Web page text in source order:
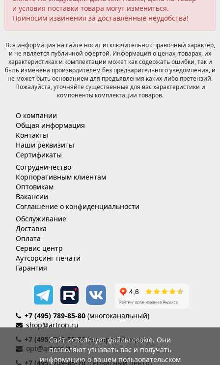
и условия поставки товара могут измениться.
Приносим извинения за доставленные неудобства!
Вся информация на сайте носит исключительно справочный характер,
и не является публичной офертой. Информация о ценах, товарах, их
характеристиках и комплектации может как содержать ошибки, так и
быть изменена производителем без предварительного уведомления, и
не может быть основанием для предъявления каких-либо претензий.
Пожалуйста, уточняйте существенные для вас характеристики и
компоненты комплектации товаров.
О компании
Общая информация
Контакты
Наши реквизиты
Сертификаты
Сотрудничество
Корпоративным клиентам
Оптовикам
Вакансии
Соглашение о конфиденциальности
Обслуживание
Доставка
Оплата
Сервис центр
Аутсорсинг печати
Гарантия
+7 (495) 789-85-80 (многоканальный)
shop@artron.ru
+7 (495) 789-85-86(дилерский отдел)
opt@artron.ru
+7 (495) 789-85-70 (сервисный центр)
Сайт использует файлы cookie. Они
позволяют узнавать вас и получать
информацию о вашем пользовательском